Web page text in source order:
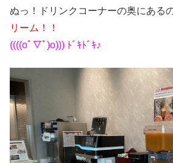
ぬっ！ドリンクコーナーの奥にある
リーム！！
((((oﾟ▽ﾟ)o))) ﾄﾞｷﾄﾞｷ♪